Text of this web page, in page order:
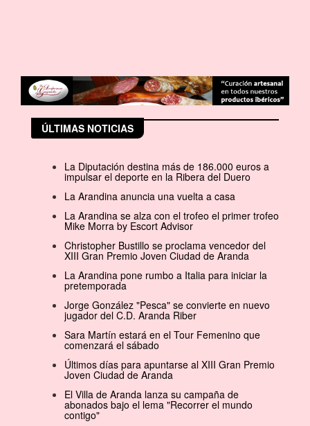
ÚLTIMAS NOTICIAS
La Diputación destina más de 186.000 euros a
impulsar el deporte en la Ribera del Duero
La Arandina anuncia una vuelta a casa
La Arandina se alza con el trofeo el primer trofeo
Mike Morra by Escort Advisor
Christopher Bustillo se proclama vencedor del
XIII Gran Premio Joven Ciudad de Aranda
La Arandina pone rumbo a Italia para iniciar la
pretemporada
Jorge González "Pesca" se convierte en nuevo
jugador del C.D. Aranda Riber
Sara Martín estará en el Tour Femenino que
comenzará el sábado
Últimos días para apuntarse al XIII Gran Premio
Joven Ciudad de Aranda
El Villa de Aranda lanza su campaña de
abonados bajo el lema "Recorrer el mundo
contigo"